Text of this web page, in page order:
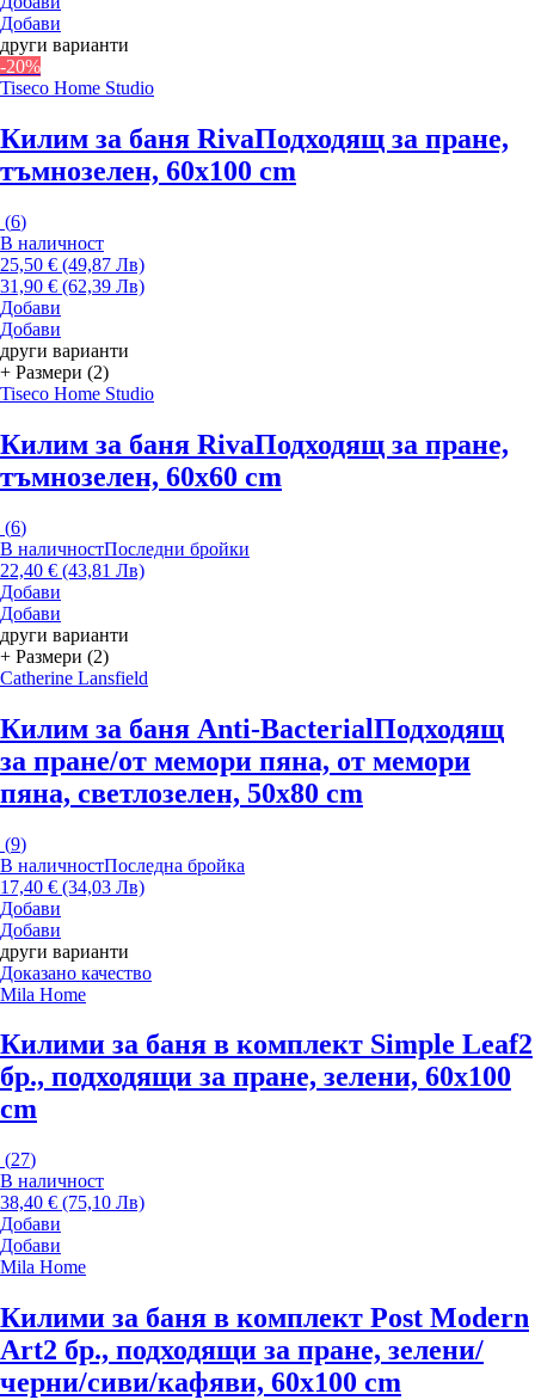
Добави
други варианти
-20%
Tiseco Home Studio
Килим за баня RivaПодходящ за пране,
тъмнозелен, 60x100 cm
(6)
В наличност
25,50 € (49,87 Лв)
31,90 € (62,39 Лв)
Добави
Добави
други варианти
+ Размери (2)
Tiseco Home Studio
Килим за баня RivaПодходящ за пране,
тъмнозелен, 60x60 cm
(6)
В наличностПоследни бройки
22,40 € (43,81 Лв)
Добави
Добави
други варианти
+ Размери (2)
Catherine Lansfield
Килим за баня Anti-BacterialПодходящ
за пране/от мемори пяна, от мемори
пяна, светлозелен, 50x80 cm
(9)
В наличностПоследна бройка
17,40 € (34,03 Лв)
Добави
Добави
други варианти
Доказано качество
Mila Home
Килими за баня в комплект Simple Leaf2
бр., подходящи за пране, зелени, 60x100
cm
(27)
В наличност
38,40 € (75,10 Лв)
Добави
Добави
Mila Home
Килими за баня в комплект Post Modern
Art2 бр., подходящи за пране, зелени/
черни/сиви/кафяви, 60x100 cm